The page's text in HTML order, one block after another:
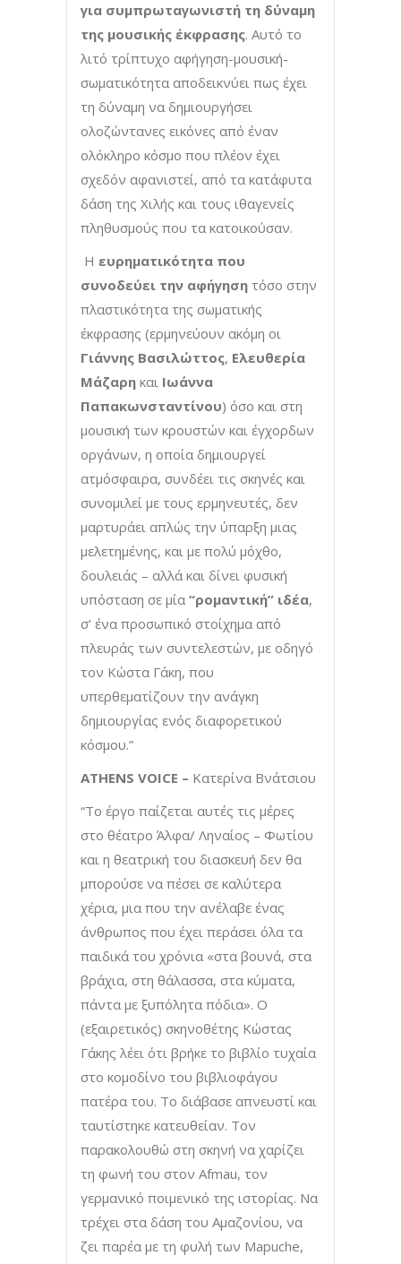
για συμπρωταγωνιστή τη δύναμη
της μουσικής έκφρασης. Αυτό το
λιτό τρίπτυχο αφήγηση-μουσική-
σωματικότητα αποδεικνύει πως έχει
τη δύναμη να δημιουργήσει
ολοζώντανες εικόνες από έναν
ολόκληρο κόσμο που πλέον έχει
σχεδόν αφανιστεί, από τα κατάφυτα
δάση της Χιλής και τους ιθαγενείς
πληθυσμούς που τα κατοικούσαν.
Η ευρηματικότητα που
συνοδεύει την αφήγηση τόσο στην
πλαστικότητα της σωματικής
έκφρασης (ερμηνεύουν ακόμη οι
Γιάννης Βασιλώττος, Ελευθερία
Μάζαρη και Ιωάννα
Παπακωνσταντίνου) όσο και στη
μουσική των κρουστών και έγχορδων
οργάνων, η οποία δημιουργεί
ατμόσφαιρα, συνδέει τις σκηνές και
συνομιλεί με τους ερμηνευτές, δεν
μαρτυράει απλώς την ύπαρξη μιας
μελετημένης, και με πολύ μόχθο,
δουλειάς – αλλά και δίνει φυσική
υπόσταση σε μία “ρομαντική” ιδέα,
σ’ ένα προσωπικό στοίχημα από
πλευράς των συντελεστών, με οδηγό
τον Κώστα Γάκη, που
υπερθεματίζουν την ανάγκη
δημιουργίας ενός διαφορετικού
κόσμου.”
ATHENS VOICE – Κατερίνα Βνάτσιου
“Το έργο παίζεται αυτές τις μέρες
στο θέατρο Άλφα/ Ληναίος – Φωτίου
και η θεατρική του διασκευή δεν θα
μπορούσε να πέσει σε καλύτερα
χέρια, μια που την ανέλαβε ένας
άνθρωπος που έχει περάσει όλα τα
παιδικά του χρόνια «στα βουνά, στα
βράχια, στη θάλασσα, στα κύματα,
πάντα με ξυπόλητα πόδια». Ο
(εξαιρετικός) σκηνοθέτης Κώστας
Γάκης λέει ότι βρήκε το βιβλίο τυχαία
στο κομοδίνο του βιβλιοφάγου
πατέρα του. Το διάβασε απνευστί και
ταυτίστηκε κατευθείαν. Τον
παρακολουθώ στη σκηνή να χαρίζει
τη φωνή του στον Afmau, τον
γερμανικό ποιμενικό της ιστορίας. Να
τρέχει στα δάση του Αμαζονίου, να
ζει παρέα με τη φυλή των Mapuche,